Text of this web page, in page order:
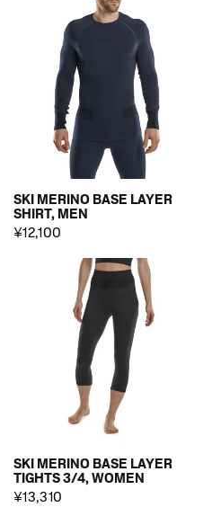
SKI MERINO BASE LAYER
SHIRT, MEN
¥12,100
SKI MERINO BASE LAYER
TIGHTS 3/4, WOMEN
¥13,310